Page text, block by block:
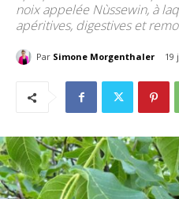
noix appelée Nùssewin, à
apéritives, digestives et
Par Simone Morgenthaler 19